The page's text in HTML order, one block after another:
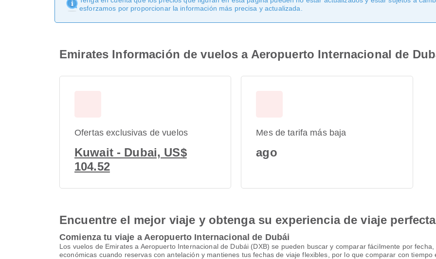
esforzamos por proporcionar la información más precisa y actualizada.
Emirates Información de vuelos a Aeropuerto Internacional de
Ofertas exclusivas de vuelos
Kuwait - Dubai, US$
104.52
Mes de tarifa más baja
ago
Encuentre el mejor viaje y obtenga su experiencia de viaje perfecta
Comienza tu viaje a Aeropuerto Internacional de Dubái
Los vuelos de Emirates a Aeropuerto Internacional de Dubái (DXB) se pueden buscar y comparar fácilmente por
económicas cuando reservas con antelación y mantienes tus fechas de viaje flexibles, por lo que comparar con